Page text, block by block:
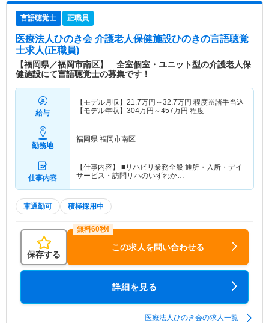
言語聴覚士 正職員
医療法人ひのき会 介護老人保健施設ひのきの言語聴覚
士求人(正職員)
【福岡県／福岡市南区】 全室個室・ユニット型の介護老人保
健施設にて言語聴覚士の募集です！
給与
【モデル月収】 21.7万円～32.7万円 程度※諸手当込
【モデル年収】 304万円～457万円 程度
勤務地
福岡県 福岡市南区
仕事内容
【仕事内容】 ■リハビリ業務全般 通所・入所・デイ
サービス・訪問リハのいずれか…
車通勤可 積極採用中
保存する
この求人を問い合わせる
詳細を見る
医療法人ひのき会の求人一覧